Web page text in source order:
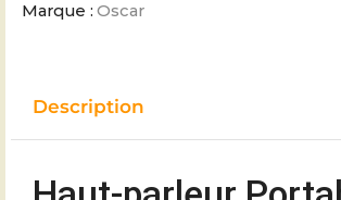
Marque : Oscar
Description